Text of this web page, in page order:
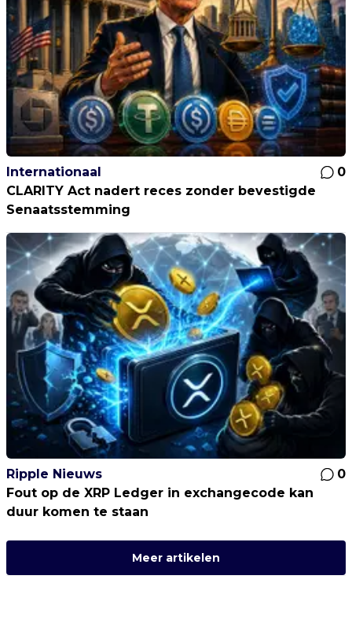
Internationaal
0
CLARITY Act nadert reces zonder bevestigde
Senaatsstemming
Ripple Nieuws
0
Fout op de XRP Ledger in exchangecode kan
duur komen te staan
Meer artikelen